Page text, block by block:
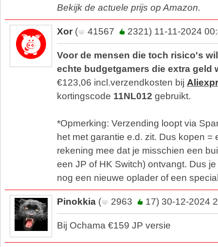
Bekijk de actuele prijs op Amazon.
Xor ( 41567 2321) 11-11-2024
Voor de mensen die toch risico's
echte budgetgamers die extra geld
€123,06 incl.verzendkosten bij
kortingscode 11NL012 gebruikt.
*Opmerking: Verzending loopt via
het met garantie e.d. zit. Dus kopen =
rekening mee dat je misschien een
een JP of HK Switch) ontvangt. Dus
nog een nieuwe oplader of een
Pinokkia ( 2963 17) 30-12-2024
Bij Ochama €159 JP versie